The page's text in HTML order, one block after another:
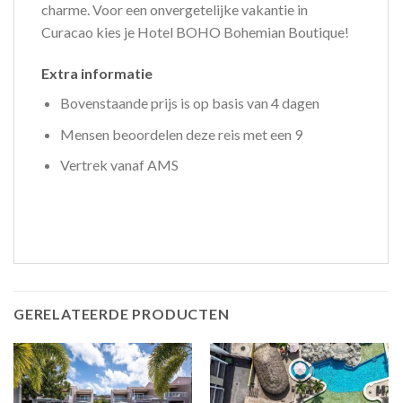
charme. Voor een onvergetelijke vakantie in
Curacao kies je Hotel BOHO Bohemian Boutique!
Extra informatie
Bovenstaande prijs is op basis van 4 dagen
Mensen beoordelen deze reis met een 9
Vertrek vanaf AMS
GERELATEERDE PRODUCTEN